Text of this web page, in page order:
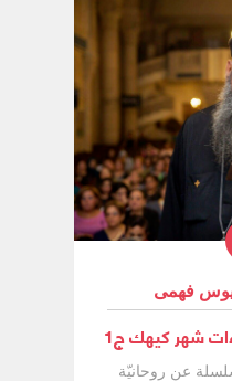
بِمُجرّد الحديث
، لا فمِنَ كثرِة
السماء ،
وَالجمال وَالشكل
أنْ يُجسِّدوا السماء
نستطيع أنْ نرسِم
كُلَّ هذا عملهُ
حقيقة وَفِكر
السماء ، وَيمتثِلوا
السماء .
فهمى
شهر كيهك ج1
عن روحانيّة